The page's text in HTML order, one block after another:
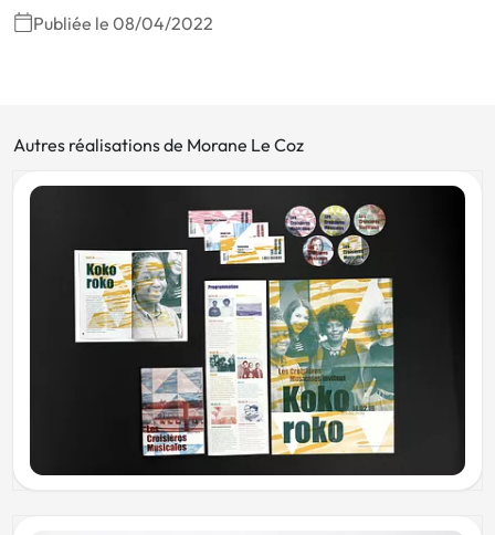
Publiée le 08/04/2022
Autres réalisations de Morane Le Coz